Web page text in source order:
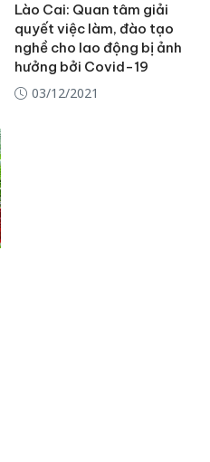
Lào Cai: Quan tâm giải
quyết việc làm, đào tạo
nghề cho lao động bị ảnh
hưởng bởi Covid-19
03/12/2021